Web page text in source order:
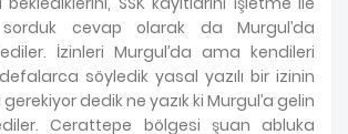
cevap olarak da Murgul’da
İzinleri Murgul’da ama kendileri
söyledik yasal yazılı bir izinin
dedik ne yazık ki Murgul’a gelin
Cerattepe bölgesi şuan abluka